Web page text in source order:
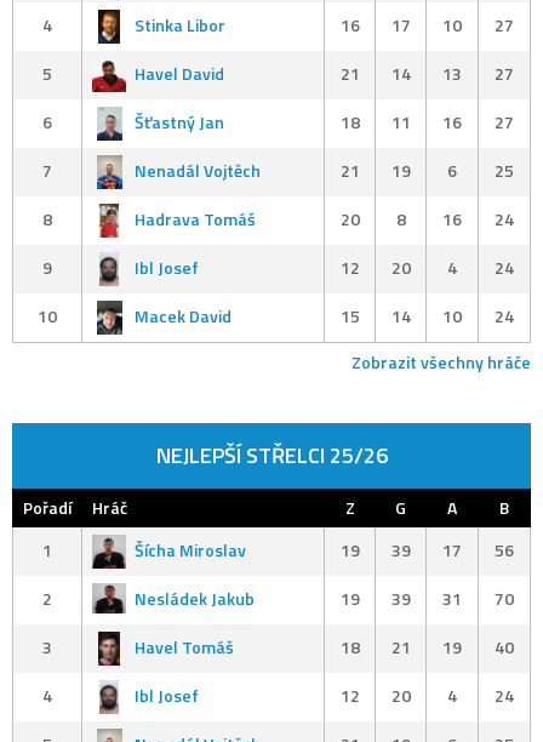
4
Stinka Libor 16 17 10
27
5
Havel David 21 14 13
27
6
Šťastný Jan 18 11 16
27
7
Nenadál Vojtěch 21 19 6
25
8
Hadrava Tomáš 20 8 16
24
9
Ibl Josef 12 20 4
24
10
Macek David 15 14 10
24
Zobrazit všechny hráče
NEJLEPŠÍ STŘELCI 25/26
Pořadí Hráč Z G A
B
1
Šícha Miroslav 19 39 17
56
2
Nesládek Jakub 19 39 31
70
3
Havel Tomáš 18 21 19
40
4
Ibl Josef 12 20 4
24